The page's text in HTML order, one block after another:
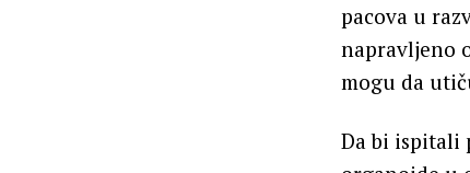
pacova u
napravljeno
mogu da
Da bi ispitali